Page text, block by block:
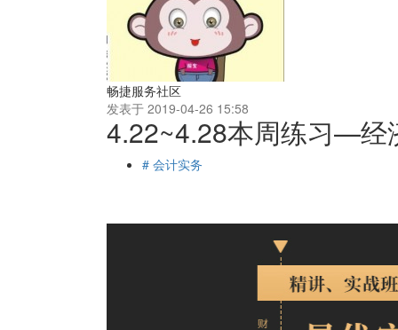
畅捷服务社区
发表于 2019-04-26 15:58
4.22~4.28本周练习—经
# 会计实务